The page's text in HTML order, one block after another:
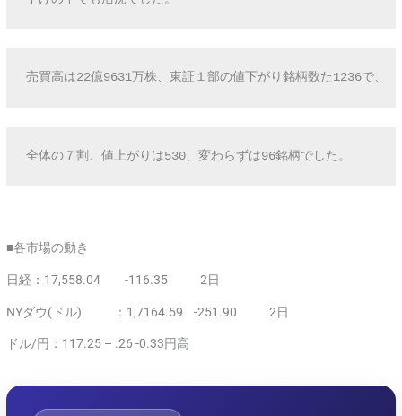
売買高は22億9631万株、東証１部の値下がり銘柄数た1236で、
全体の７割、値上がりは530、変わらずは96銘柄でした。
■各市場の動き
日経：17,558.04 -116.35 2日
NYダウ(ドル) ：1,7164.59 -251.90 2日
ドル/円：117.25 – .26 -0.33円高